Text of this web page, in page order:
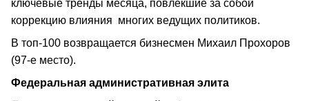
ключевые тренды месяца, повлекшие за собой
коррекцию влияния многих ведущих политиков.
В топ-100 возвращается бизнесмен Михаил Прохоров
(97-е место).
Федеральная административная элита